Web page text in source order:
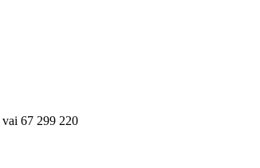
vai 67 299 220